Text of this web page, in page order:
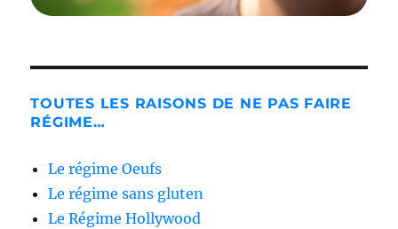
TOUTES LES RAISONS DE NE PAS FAIRE
RÉGIME…
Le régime Oeufs
Le régime sans gluten
Le Régime Hollywood